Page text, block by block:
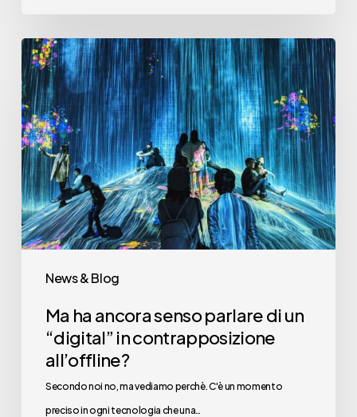
News & Blog
Ma
ha
ancora
senso
parlare
di
un
“digital”
in
all’offline?
Ma ha ancora senso parlare di un
“digital” in contrapposizione
all’offline?
Secondo noi no, ma vediamo perchè. C'è un momento
preciso in ogni tecnologia che una…